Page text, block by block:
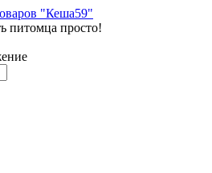
питомца просто!